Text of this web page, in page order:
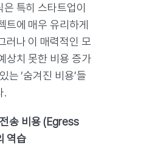
은 특히 스타트업이
트에 매우 유리하게
러나 이 매력적인 모
상치 못한 비용 증가
는 ‘숨겨진 비용’들
.
송 비용 (Egress
역습